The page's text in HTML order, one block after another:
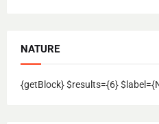
NATURE
{getBlock} $results={6}